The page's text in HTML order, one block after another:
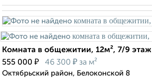
Комната в общежитии, 12м², 7/9 этаж
555 000 ₽ 46 300 ₽ за м²
Октябрьский район, Белоконской 8